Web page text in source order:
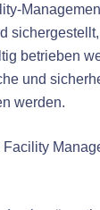
betrieben
und
werden.
Facility